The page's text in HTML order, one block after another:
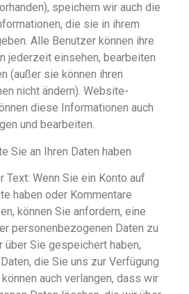
speichern wir auch die
die sie in ihrem
Alle Benutzer können ihre
jederzeit einsehen, bearbeiten
(außer sie können ihren
nicht ändern). Website-
diese Informationen auch
und bearbeiten.
Sie an Ihren Daten haben
Text: Wenn Sie ein Konto auf
haben oder Kommentare
können Sie anfordern, eine
personenbezogenen Daten zu
über Sie gespeichert haben,
die Sie uns zur Verfügung
auch verlangen, dass wir